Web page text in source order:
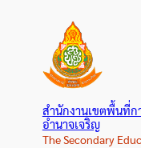
สำนักงานเขตพื้นที่
อำนาจเจริญ
The Secondary